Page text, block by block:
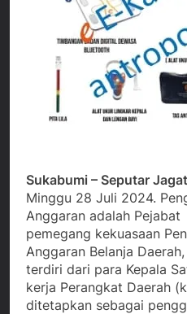
Sukabumi – Seputar
Minggu 28 Juli 2024.
Anggaran adalah Pejabat
pemegang kekuasaan
Anggaran Belanja
terdiri dari para Kepala
kerja Perangkat Daerah
ditetapkan sebagai